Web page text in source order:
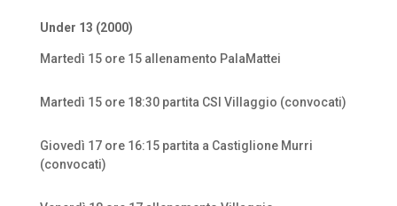
Under 13 (2000)
Martedì 15 ore 15 allenamento PalaMattei
Martedì 15 ore 18:30 partita CSI Villaggio (convocati)
Giovedì 17 ore 16:15 partita a Castiglione Murri
(convocati)